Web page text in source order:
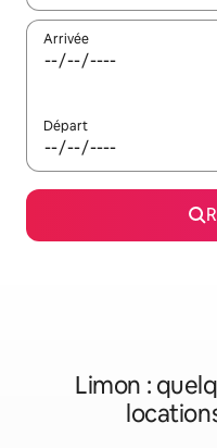
Arrivée
Départ
Limon :